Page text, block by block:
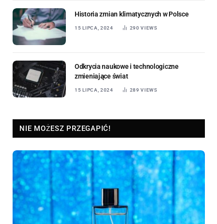
Historia zmian klimatycznych w Polsce
15 LIPCA, 2024 290VIEWS
Odkrycia naukowe i technologiczne
zmieniające świat
15 LIPCA, 2024 289VIEWS
NIE MOŻESZ PRZEGAPIĆ!